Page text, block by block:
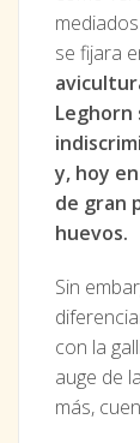
se fijara
Leghorn
y, hoy
de gran
huevos.
Sin
con la
auge de
más,